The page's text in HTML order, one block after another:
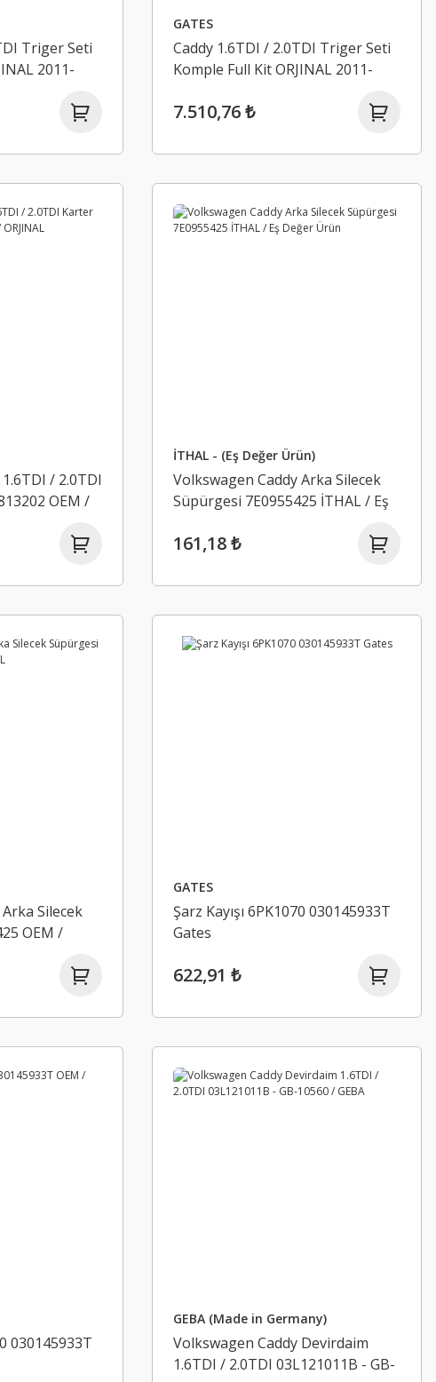
Triger Seti
2011-
GATES
Caddy 1.6TDI / 2.0TDI Triger Seti
Komple Full Kit ORJINAL 2011-
7.510,76 ₺
/ 2.0TDI
OEM /
İTHAL - (Eş Değer Ürün)
Volkswagen Caddy Arka Silecek
Süpürgesi 7E0955425 İTHAL / Eş
161,18 ₺
Silecek
OEM /
GATES
Şarz Kayışı 6PK1070 030145933T
Gates
622,91 ₺
030145933T
GEBA (Made in Germany)
Volkswagen Caddy Devirdaim
1.6TDI / 2.0TDI 03L121011B - GB-